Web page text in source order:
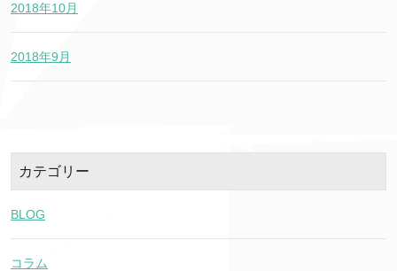
2018年10月
2018年9月
カテゴリー
BLOG
コラム